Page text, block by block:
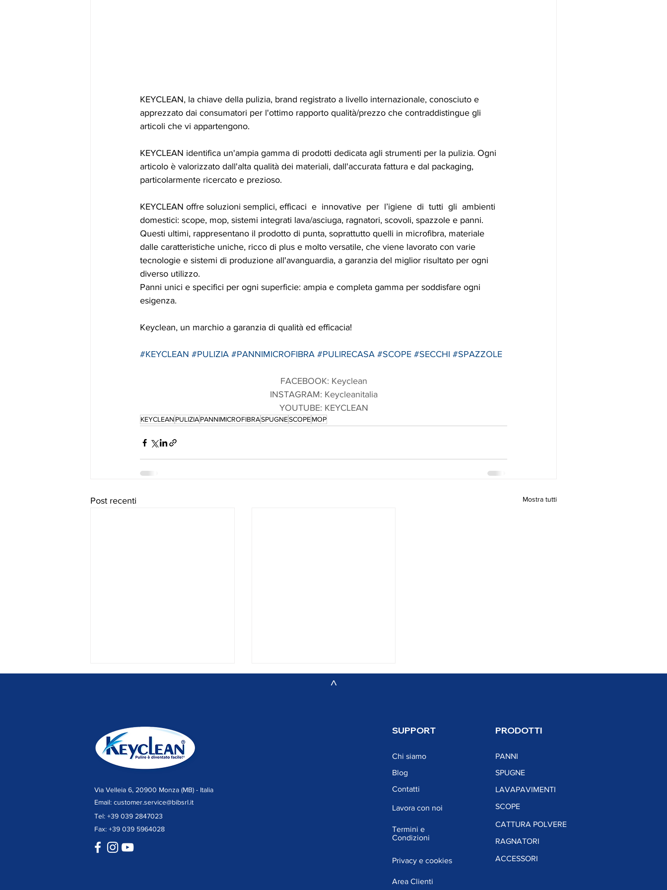
KEYCLEAN, la chiave della pulizia, brand registrato a livello internazionale, conosciuto e
apprezzato dai consumatori per l'ottimo rapporto qualità/prezzo che contraddistingue gli
articoli che vi appartengono.
KEYCLEAN identifica un'ampia gamma di prodotti dedicata agli strumenti per la pulizia. Ogni
articolo è valorizzato dall'alta qualità dei materiali, dall'accurata fattura e dal packaging,
particolarmente ricercato e prezioso.
KEYCLEAN offre soluzioni semplici, efficaci  e  innovative  per  l’igiene  di  tutti  gli  ambienti
domestici: scope, mop, sistemi integrati lava/asciuga, ragnatori, scovoli, spazzole e panni.
Questi ultimi, rappresentano il prodotto di punta, soprattutto quelli in microfibra, materiale
dalle caratteristiche uniche, ricco di plus e molto versatile, che viene lavorato con varie
tecnologie e sistemi di produzione all'avanguardia, a garanzia del miglior risultato per ogni
diverso utilizzo.
Panni unici e specifici per ogni superficie: ampia e completa gamma per soddisfare ogni
esigenza.
Keyclean, un marchio a garanzia di qualità ed efficacia!
#KEYCLEAN #PULIZIA #PANNIMICROFIBRA #PULIRECASA #SCOPE #SECCHI #SPAZZOLE
FACEBOOK: Keyclean
INSTAGRAM: Keycleanitalia
YOUTUBE: KEYCLEAN
KEYCLEAN PULIZIAPANNIMICROFIBRASPUGNESCOPEMOP
Post recenti Mostra tutti
Keyclean, la chiave della
pulizia!
^
Via Velleia 6, 20900 Monza (MB) - Italia
Email: customer.service@bibsrl.it
Tel: +39 039 2847023
Fax: +39 039 5964028
​SUPPORT
​Chi siamo
Blog
Contatti
Lavora con noi
Termini e
Condizioni
Privacy e cookies
PRODOTTI
​PANNI
SPUGNE
LAVAPAVIMENTI
SCOPE
CATTURA POLVERE
RAGNATORI
ACCESSORI
Area Clienti